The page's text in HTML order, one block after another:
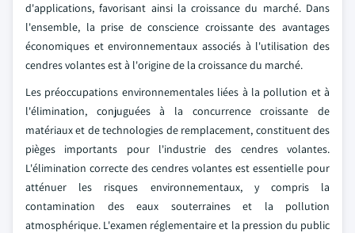
d'applications, favorisant ainsi la croissance du marché. Dans
l'ensemble, la prise de conscience croissante des avantages
économiques et environnementaux associés à l'utilisation des
cendres volantes est à l'origine de la croissance du marché.
Les préoccupations environnementales liées à la pollution et à
l'élimination, conjuguées à la concurrence croissante de
matériaux et de technologies de remplacement, constituent des
pièges importants pour l'industrie des cendres volantes.
L'élimination correcte des cendres volantes est essentielle pour
atténuer les risques environnementaux, y compris la
contamination des eaux souterraines et la pollution
atmosphérique. L'examen réglementaire et la pression du public